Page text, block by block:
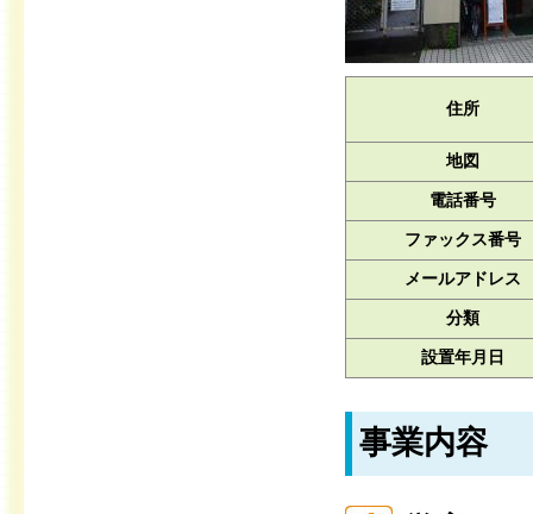
住所
地図
電話番号
ファックス番号
メールアドレス
分類
設置年月日
事業内容